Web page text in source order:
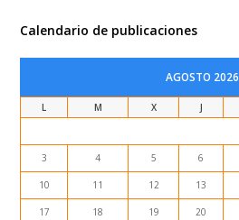
Calendario de publicaciones
AGOSTO 2026
L M X J
3 4 5 6
10 11 12 13
17 18 19 20